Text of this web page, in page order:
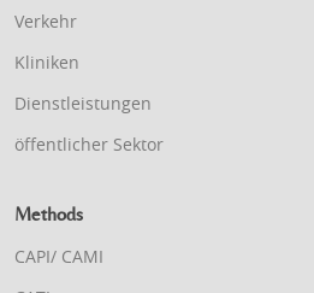
Verkehr
Kliniken
Dienstleistungen
öffentlicher Sektor
Methods
CAPI/ CAMI